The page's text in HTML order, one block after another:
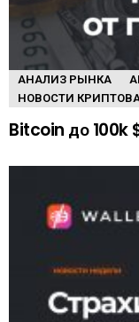
АНАЛИЗ РЫНКА
НОВОСТИ
Bitcoin до 100k